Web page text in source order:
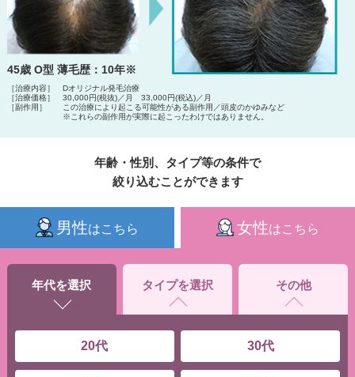
45歳 O型 薄毛歴：10年※
［治療内容］
Dオリジナル発毛治療
［治療価格］
30,000円(税抜)／月 33,000円(税込)／月
［副作用］
この治療により起こる可能性がある副作用／頭皮のかゆみなど
※これらの副作用が実際に起こったわけではありません。
年齢・性別、タイプ等の条件で
絞り込むことができます
男性はこちら 女性はこちら
年代を選択 タイプを選択 その他
20代 30代